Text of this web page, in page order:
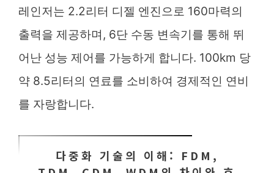
레인저는 2.2리터 디젤 엔진으로 160마력의
출력을 제공하며, 6단 수동 변속기를 통해 뛰
어난 성능 제어를 가능하게 합니다. 100km 당
약 8.5리터의 연료를 소비하여 경제적인 연비
를 자랑합니다.
다중화 기술의 이해: FDM,